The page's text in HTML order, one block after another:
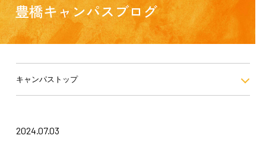
豊橋キャンパスブログ
キャンパストップ
2024.07.03